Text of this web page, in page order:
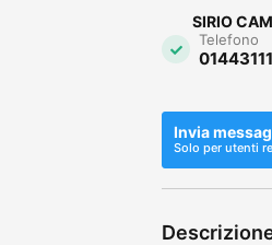
SIRIO
Telefono
Invia
Solo per utenti